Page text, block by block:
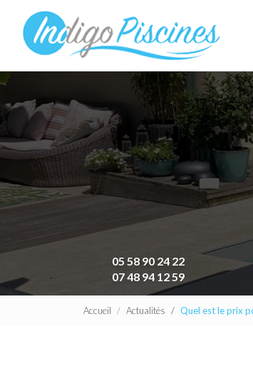
contenu
principal
05 58 90 24 22
07 48 94 12 59
Accueil Actualités Quel est le prix